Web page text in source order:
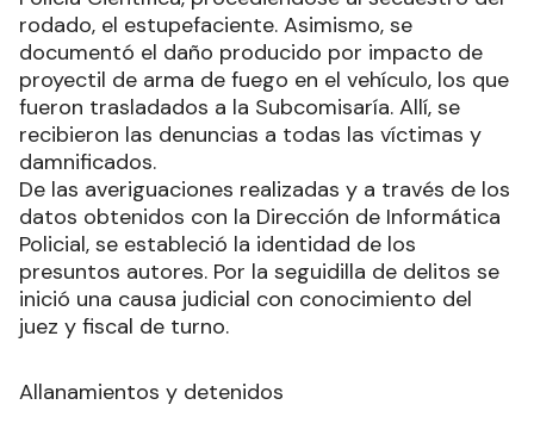
rodado, el estupefaciente. Asimismo, se
documentó el daño producido por impacto de
proyectil de arma de fuego en el vehículo, los que
fueron trasladados a la Subcomisaría. Allí, se
recibieron las denuncias a todas las víctimas y
damnificados.
De las averiguaciones realizadas y a través de los
datos obtenidos con la Dirección de Informática
Policial, se estableció la identidad de los
presuntos autores. Por la seguidilla de delitos se
inició una causa judicial con conocimiento del
juez y fiscal de turno.
Allanamientos y detenidos